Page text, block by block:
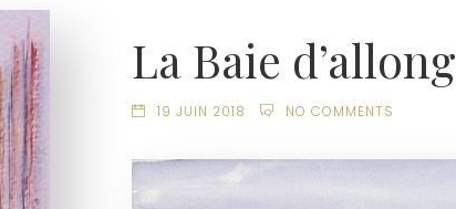
La Baie d’allong
19 JUIN 2018 NO COMMENTS